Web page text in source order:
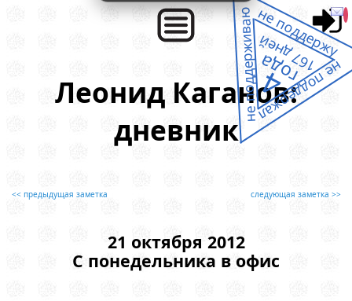
Леонид Каганов:
дневник
<< предыдущая заметка следующая заметка >>
21 октября 2012
С понедельника в офис
не поддержал
не поддерживаюне поддержу
4
года
167 дней